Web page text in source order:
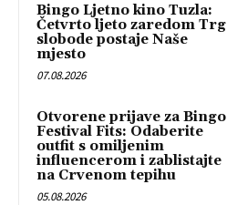
Bingo Ljetno kino Tuzla:
Četvrto ljeto zaredom Trg
slobode postaje Naše
mjesto
07.08.2026
Otvorene prijave za Bingo
Festival Fits: Odaberite
outfit s omiljenim
influencerom i zablistajte
na Crvenom tepihu
05.08.2026